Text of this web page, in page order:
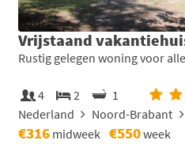
Vrijstaand
Rustig gelegen woning voor
4 2
1
Nederland
Noord-Brabant
€316 midweek €550week